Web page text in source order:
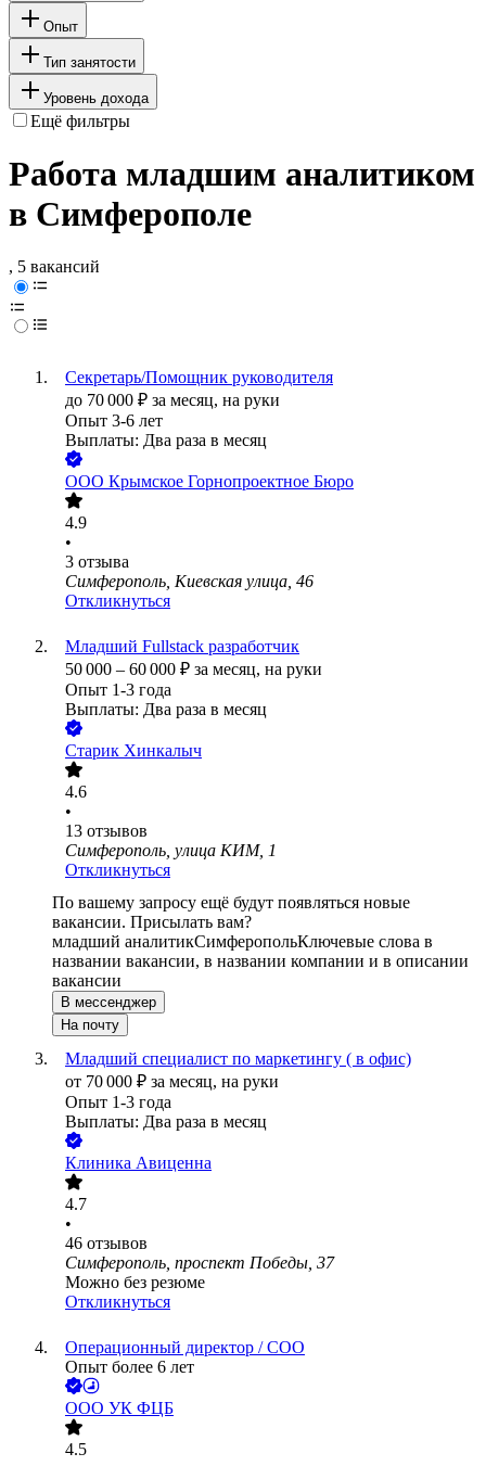
Опыт
Тип занятости
Уровень дохода
Ещё фильтры
Работа младшим аналитиком
в Симферополе
, 5 вакансий
Секретарь/Помощник руководителя
до 70 000 ₽ за месяц, на руки
Опыт 3-6 лет
Выплаты: Два раза в месяц
ООО Крымское Горнопроектное Бюро
4.9
•
3 отзыва
Симферополь, Киевская улица, 46
Откликнуться
Младший Fullstack разработчик
50 000 – 60 000 ₽ за месяц, на руки
Опыт 1-3 года
Выплаты: Два раза в месяц
Старик Хинкалыч
4.6
•
13 отзывов
Симферополь, улица КИМ, 1
Откликнуться
По вашему запросу ещё будут появляться новые
вакансии. Присылать вам?
младший аналитикСимферопольКлючевые слова в
названии вакансии, в названии компании и в описании
вакансии
В мессенджер
На почту
Младший специалист по маркетингу ( в офис)
от 70 000 ₽ за месяц, на руки
Опыт 1-3 года
Выплаты: Два раза в месяц
Клиника Авиценна
4.7
•
46 отзывов
Симферополь, проспект Победы, 37
Можно без резюме
Откликнуться
Операционный директор / COO
Опыт более 6 лет
ООО УК ФЦБ
4.5